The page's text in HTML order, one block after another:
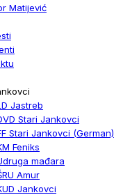
Matijević
Jastreb
Stari Jankovci
Stari Jankovci (German)
Feniks
mađara
Amur
Jankovci